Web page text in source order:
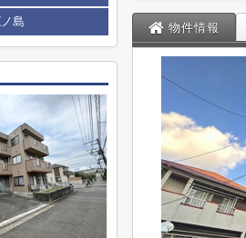
物件情報
島